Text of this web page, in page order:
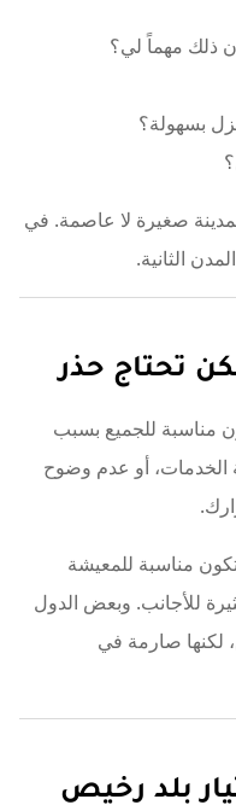
ذلك مهماً لي؟
بسهولة؟
بمدينة صغيرة لا عاصمة. في
الثانية.
تحتاج حذر
مناسبة للجميع بسبب
أو عدم وضوح
مناسبة للمعيشة
للأجانب. وبعض الدول
لكنها صارمة في
بلد رخيص